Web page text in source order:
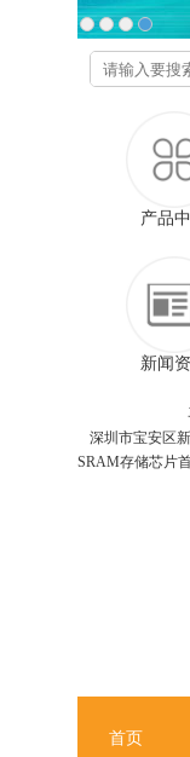
产品
新闻
深圳市宝安区
SRAM存储芯片
首页